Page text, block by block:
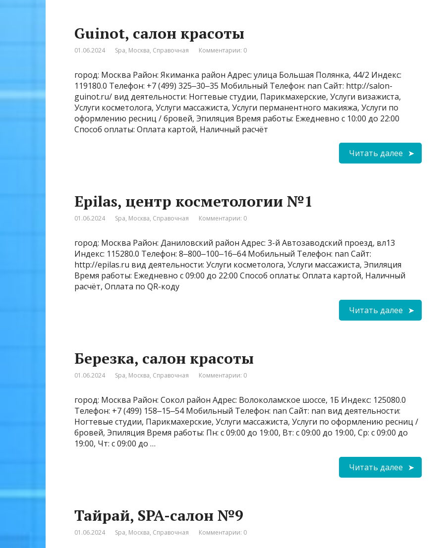
Guinot, салон красоты
01.06.2024 Spa, Москва, Справочная Комментарии: 0
город: Москва Район: Якиманка район Адрес: улица Большая Полянка, 44/2 Индекс:
119180.0 Телефон: +7 (499) 325‒30‒35 Мобильный Телефон: nan Сайт: http://salon-
guinot.ru/ вид деятельности: Ногтевые студии, Парикмахерские, Услуги визажиста,
Услуги косметолога, Услуги массажиста, Услуги перманентного макияжа, Услуги по
оформлению ресниц / бровей, Эпиляция Время работы: Ежедневно с 10:00 до 22:00
Способ оплаты: Оплата картой, Наличный расчёт
Читать далее
Epilas, центр косметологии №1
01.06.2024 Spa, Москва, Справочная Комментарии: 0
город: Москва Район: Даниловский район Адрес: 3-й Автозаводский проезд, вл13
Индекс: 115280.0 Телефон: 8‒800‒100‒16‒64 Мобильный Телефон: nan Сайт:
http://epilas.ru вид деятельности: Услуги косметолога, Услуги массажиста, Эпиляция
Время работы: Ежедневно с 09:00 до 22:00 Способ оплаты: Оплата картой, Наличный
расчёт, Оплата по QR-коду
Читать далее
Березка, салон красоты
01.06.2024 Spa, Москва, Справочная Комментарии: 0
город: Москва Район: Сокол район Адрес: Волоколамское шоссе, 1Б Индекс: 125080.0
Телефон: +7 (499) 158‒15‒54 Мобильный Телефон: nan Сайт: nan вид деятельности:
Ногтевые студии, Парикмахерские, Услуги массажиста, Услуги по оформлению ресниц /
бровей, Эпиляция Время работы: Пн: с 09:00 до 19:00, Вт: с 09:00 до 19:00, Ср: с 09:00 до
19:00, Чт: с 09:00 до …
Читать далее
Тайрай, SPA-салон №9
01.06.2024 Spa, Москва, Справочная Комментарии: 0